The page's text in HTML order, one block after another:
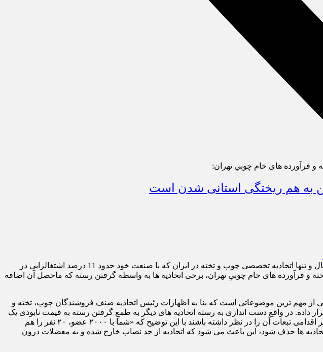
و فرآورده های خام چوبیِ تهران:
به هم ریختگی استانی شدن است
پایگاه اطلاع رسانی اتاق اصناف تهران| فروشندگان چوب، تخته و فرآورده های خام چوبیِ تهران با قدمت 90 سال و تنها اتحادیه تخصصی چوب و تخته در ایران که با صنعت خود حدود 11 درصد اشتغالزایی در
و فرآورده های خام چوبیِ تهران، برخی اتحادیه ها به واسطه گرفتن رسته که ماحصل آن اضافه
از مهم ترین موضوعاتی است که بنا به اظهارات رئیس اتحادیه صنف فروشندگان چوب، تخته و
داده. در واقع دست اندازی به رسته اتحادیه های دیگر به طمعِ گرفتن رسته به قیمت نابودی یک
اتحادیه با خارج شدن او از جد نصاب تمام می شود. هادی زاده از روسای محترم اتحادیه می خواهد که پیش از هر اقدامی تبعات آن را در نظر داشته باشند با این توضیح که «شما با ۲۰۰۰ عضو، ۲۰ نفر را هم
اما اگر یک اتحادیه با ۵۰۰ عضو، ۱۰۰ یا ۲۰۰ عضو آن از سوی سایر اتحادیه ها حذف شود، این باعث می شود که اتحادیه از حد نصاب خارج شده و به معضلات درون